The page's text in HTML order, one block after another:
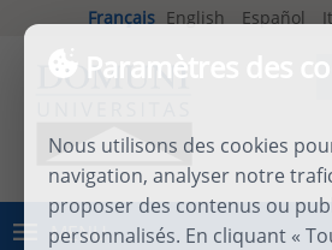
Paramètres des
Nous utilisons des cookies
navigation, analyser notre
proposer des contenus ou
personnalisés. En cliquant «
Français English Español
MENU